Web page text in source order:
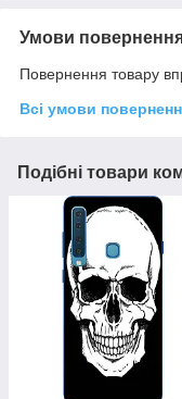
Умови
Повернення товару
Всі умови
Подібні товари